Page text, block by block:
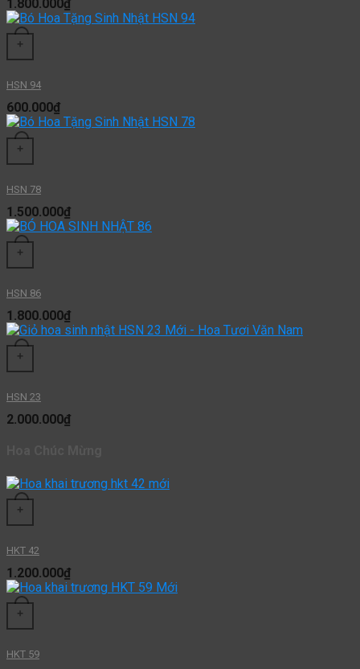
1.800.000₫
+
HSN 94
600.000₫
+
HSN 78
1.500.000₫
+
HSN 86
1.800.000₫
+
HSN 23
2.000.000₫
+
HKT 42
1.200.000₫
+
HKT 59